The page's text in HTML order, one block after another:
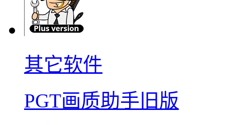
其它软件
PGT画质助手旧版